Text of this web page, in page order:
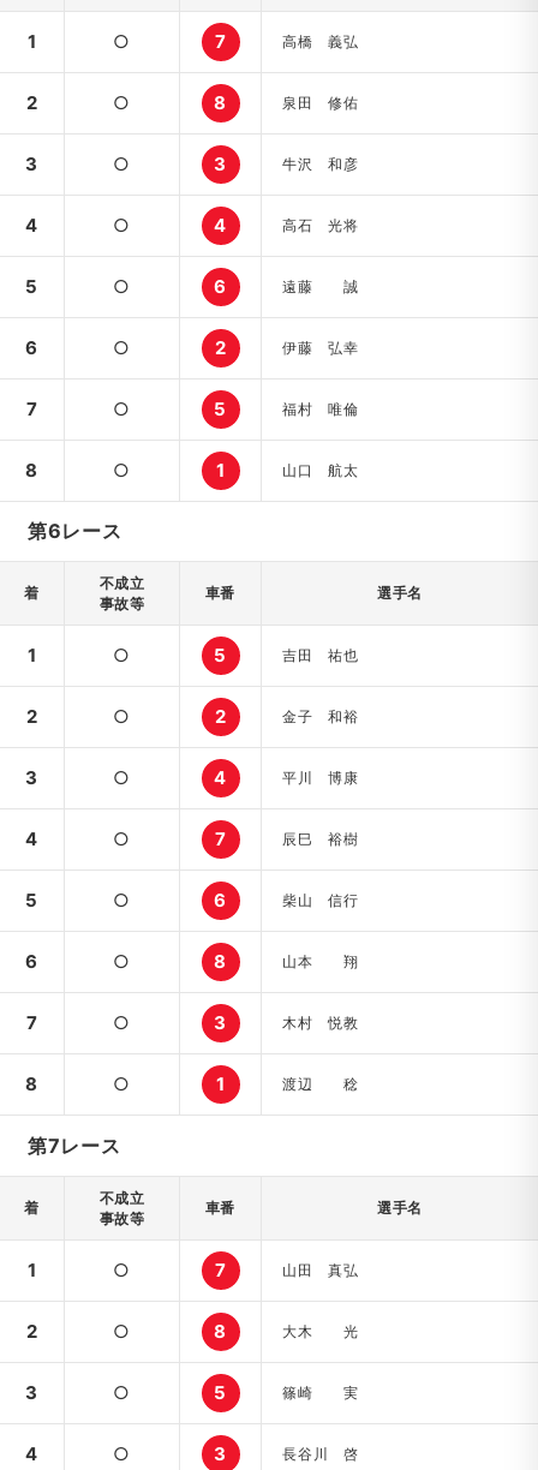
1 ○ 7 高橋 義弘
2 ○ 8 泉田 修佑
3 ○ 3 牛沢 和彦
4 ○ 4 高石 光将
5 ○ 6 遠藤 誠
6 ○ 2 伊藤 弘幸
7 ○ 5 福村 唯倫
8 ○ 1 山口 航太
第6レース
着
不成立
事故等
車番 選手名
1 ○ 5 吉田 祐也
2 ○ 2 金子 和裕
3 ○ 4 平川 博康
4 ○ 7 辰巳 裕樹
5 ○ 6 柴山 信行
6 ○ 8 山本 翔
7 ○ 3 木村 悦教
8 ○ 1 渡辺 稔
第7レース
着
不成立
事故等
車番 選手名
1 ○ 7 山田 真弘
2 ○ 8 大木 光
3 ○ 5 篠崎 実
4 ○ 3 長谷川 啓